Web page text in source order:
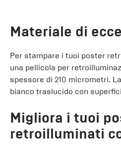
Materiale di
Per stampare i tuoi poster
una pellicola per
spessore di 210 micrometri.
bianco traslucido con
Migliora i tuoi
retroilluminati